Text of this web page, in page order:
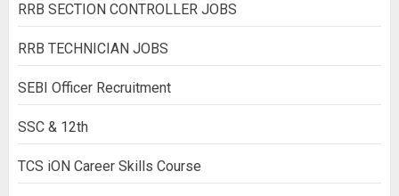
RRB SECTION CONTROLLER JOBS
RRB TECHNICIAN JOBS
SEBI Officer Recruitment
SSC & 12th
TCS iON Career Skills Course